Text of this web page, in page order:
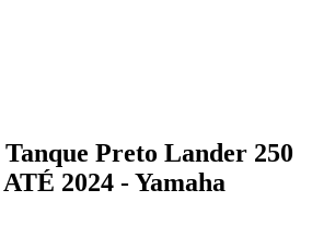
Preto Lander 250
2024 - Yamaha